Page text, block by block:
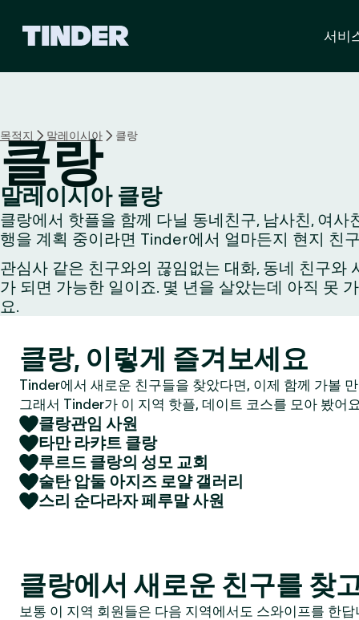
홈
서비
목적지 말레이시아 클랑
클랑
말레이시아 클랑
클랑에서 핫플을 함께 다닐 동네친구, 남사친, 여
행을 계획 중이라면 Tinder에서 얼마든지 현지 친
관심사 같은 친구와의 끊임없는 대화, 동네 친구
가 되면 가능한 일이죠. 몇 년을 살았는데 아직 못
요.
클랑, 이렇게 즐겨보세요
Tinder에서 새로운 친구들을 찾았다면, 이제 함께 가볼
그래서 Tinder가 이 지역 핫플, 데이트 코스를 모아 봤어
클랑관임 사원
타만 라캬트 클랑
루르드 클랑의 성모 교회
술탄 압둘 아지즈 로얄 갤러리
스리 순다라자 페루말 사원
클랑에서 새로운 친구를 찾
보통 이 지역 회원들은 다음 지역에서도 스와이프를 한답